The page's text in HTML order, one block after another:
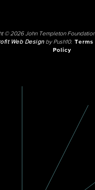
© 2026 John Templeton
Web Designby Push10.
Policy